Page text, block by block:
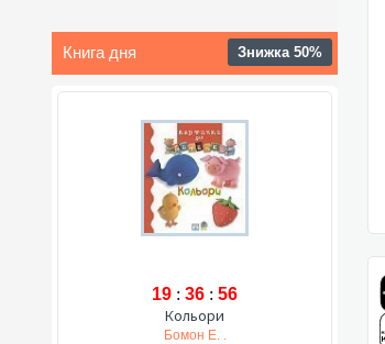
Книга дня Знижка 50%
19 : 36 : 55
Кольори
Бомон Е. .